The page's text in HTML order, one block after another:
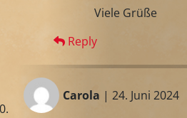
Viele Grüße
Reply
Carola | 24. Juni 2024